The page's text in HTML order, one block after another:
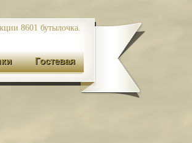
8601 бутылочка.
Гостевая